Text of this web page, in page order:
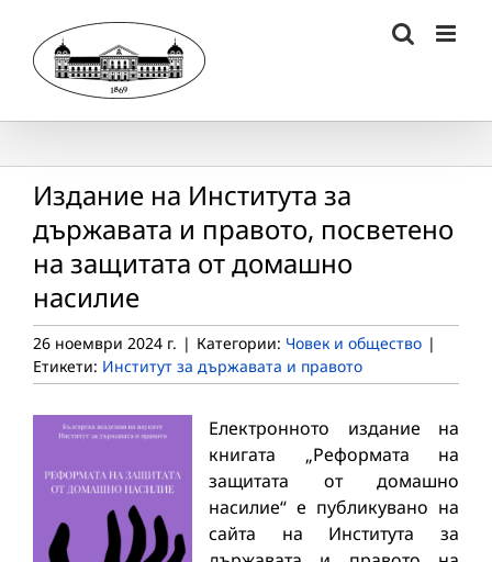
content
Издание на Института за
държавата и правото, посветено
на защитата от домашно
насилие
26 ноември 2024 г. | Категории: Човек и общество |
Етикети: Институт за държавата и правото
Електронното издание на
книгата „Реформата на
защитата от домашно
насилие“ е публикувано на
сайта на Института за